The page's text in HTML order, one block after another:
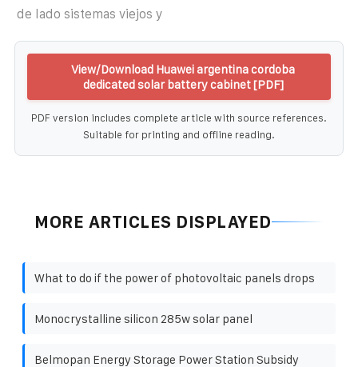
de lado sistemas viejos y
View/Download Huawei argentina cordoba
dedicated solar battery cabinet [PDF]
PDF version includes complete article with source references.
Suitable for printing and offline reading.
MORE ARTICLES DISPLAYED
What to do if the power of photovoltaic panels drops
Monocrystalline silicon 285w solar panel
Belmopan Energy Storage Power Station Subsidy